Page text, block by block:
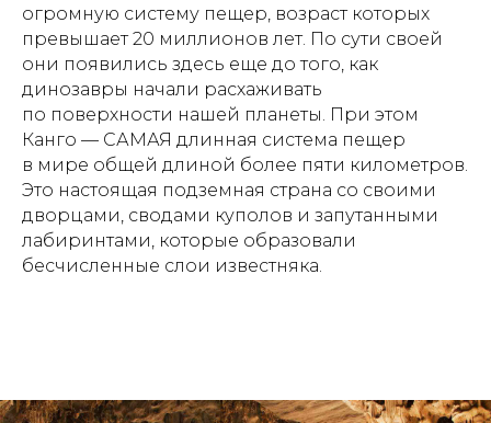
огромную систему пещер, возраст которых
превышает 20 миллионов лет. По сути своей
они появились здесь еще до того, как
динозавры начали расхаживать
по поверхности нашей планеты. При этом
Канго — САМАЯ длинная система пещер
в мире общей длиной более пяти километров.
Это настоящая подземная страна со своими
дворцами, сводами куполов и запутанными
лабиринтами, которые образовали
бесчисленные слои известняка.